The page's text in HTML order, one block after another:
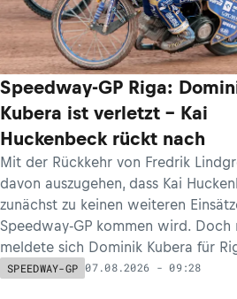
Speedway-GP Riga:
Kubera ist verletzt – Kai
Huckenbeck rückt nach
Mit der Rückkehr von Fredrik
davon auszugehen, dass Kai
zunächst zu keinen weiteren
Speedway-GP kommen wird. Doch
meldete sich Dominik Kubera für
SPEEDWAY-GP 07.08.2026 - 09:28